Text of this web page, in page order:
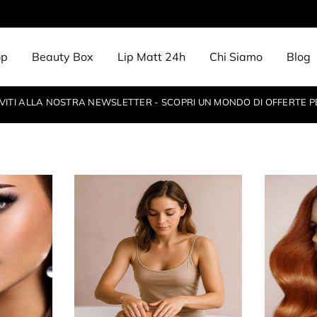
Beauty Box Lip Matt 24h Chi Siamo Blog
ALLA NOSTRA NEWSLETTER - SCOPRI UN MONDO DI OFFERTE